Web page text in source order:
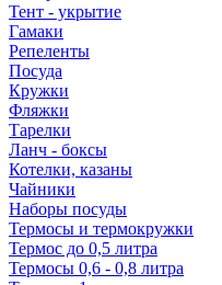
Тент - укрытие
Гамаки
Репеленты
Посуда
Кружки
Фляжки
Тарелки
Ланч - боксы
Котелки, казаны
Чайники
Наборы посуды
Термосы и термокружки
Термос до 0,5 литра
Термосы 0,6 - 0,8 литра